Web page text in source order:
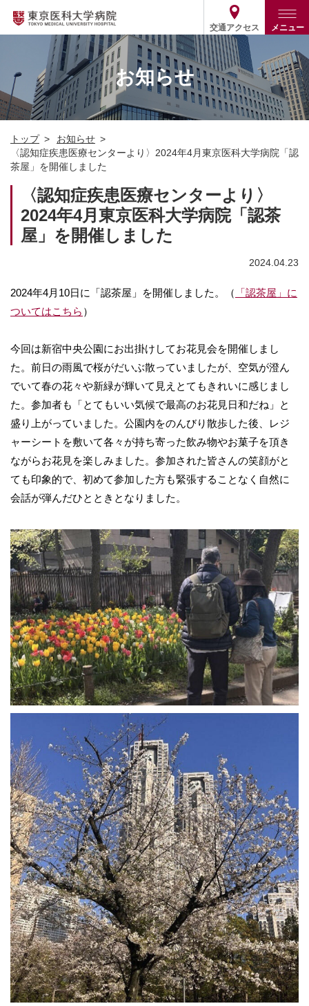
交通アクセス メニュー
トップ
外来・入院案内
外来
入院
患者支援・相談窓口
各種ご案内
診療部門案内
診療部門案内一覧
医師・歯科医師等情報検索
病院案内
基本情報
統計・データ・情報公開
役割・取り組み
外部評価
医療関係の方
医療連携
採用関連
その他
ENGLISH 简体中文
03-3342-6111
お知らせ
トップ
お知らせ
〈認知症疾患医療センターより〉2024年4月東京医科大学病院「認
茶屋」を開催しました
〈認知症疾患医療センターより〉
2024年4月東京医科大学病院「認茶
屋」を開催しました
2024.04.23
2024年4月10日に「認茶屋」を開催しました。（
「認茶屋」に
ついてはこちら ）
今回は新宿中央公園にお出掛けしてお花見会を開催しまし
た。前日の雨風で桜がだいぶ散っていましたが、空気が澄ん
でいて春の花々や新緑が輝いて見えとてもきれいに感じまし
た。参加者も「とてもいい気候で最高のお花見日和だね」と
盛り上がっていました。公園内をのんびり散歩した後、レジ
ャーシートを敷いて各々が持ち寄った飲み物やお菓子を頂き
ながらお花見を楽しみました。参加された皆さんの笑顔がと
ても印象的で、初めて参加した方も緊張することなく自然に
会話が弾んだひとときとなりました。